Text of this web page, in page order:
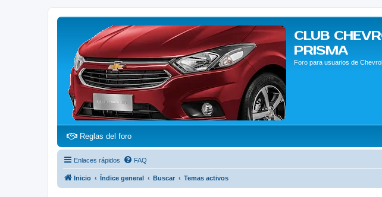
CLUB
PRISMA
Foro para usuarios de
Reglas del foro(Opens a new tab)
Enlaces rápidos FAQ
Inicio Índice general Buscar Temas activos